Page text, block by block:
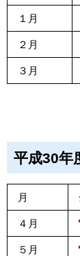
１月
２月
３月
平成30年
月
４月
５月